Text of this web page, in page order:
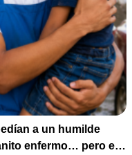
a un humilde
enfermo… pero el